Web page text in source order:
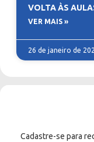
VOLTA ÀS
VER MAIS »
26 de janeiro de
Cadastre-se para